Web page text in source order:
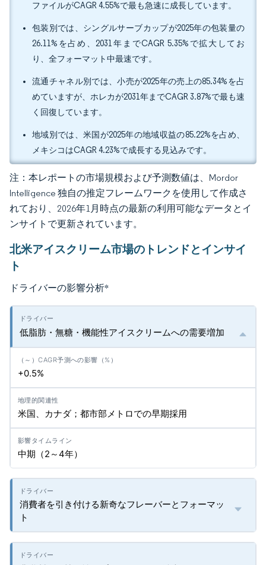
ファイルがCAGR 4.55%で最も急速に成長しています。
包装別では、シングルサーブカップが2025年の包装量の
26.11%を占め、2031年までCAGR 5.35%で拡大してお
り、全フォーマット中最速です。
流通チャネル別では、小売が2025年の売上の85.34%を占
めていますが、ホレカが2031年までCAGR 3.87%で最も速
く回復しています。
地域別では、米国が2025年の地域収益の85.22%を占め、
メキシコはCAGR 4.23%で成長する見込みです。
注：本レポートの市場規模および予測数値は、Mordor
Intelligence 独自の推定フレームワークを使用して作成さ
れており、2026年1月時点の最新の利用可能なデータとイ
ンサイトで更新されています。
北米アイスクリーム市場のトレンドとインサイ
ト
ドライバーの影響分析*
低脂肪・無糖・機能性アイスクリームへの需要増加
+0.5%
米国、カナダ；都市部メトロでの早期採用
中期（2～4年）
消費者を引き付ける新奇なフレーバーとフォーマッ
ト